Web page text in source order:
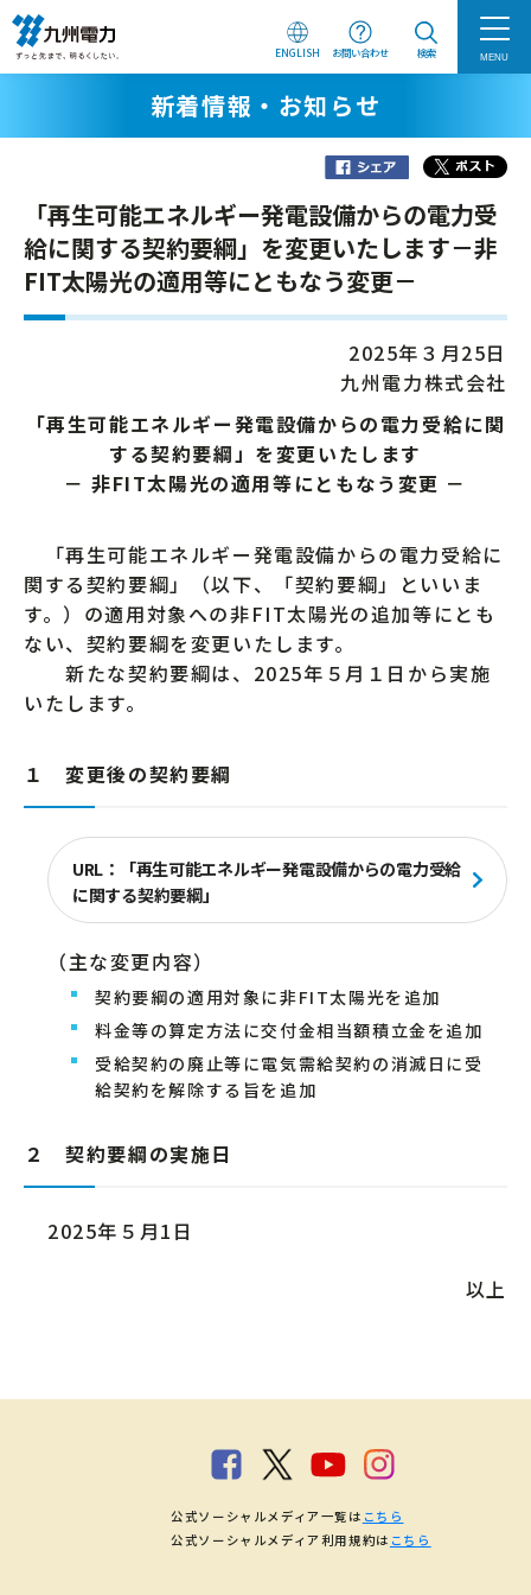
ENGLISH お問い合わせ 検索 MENU
新着情報・お知らせ
「再生可能エネルギー発電設備からの電力受
給に関する契約要綱」を変更いたします－非
FIT太陽光の適用等にともなう変更－
2025年３月25日
九州電力株式会社
「再生可能エネルギー発電設備からの電力受給に関
する契約要綱」を変更いたします
－ 非FIT太陽光の適用等にともなう変更 －
「再生可能エネルギー発電設備からの電力受給に
関する契約要綱」（以下、「契約要綱」といいま
す。）の適用対象への非FIT太陽光の追加等にとも
ない、契約要綱を変更いたします。
新たな契約要綱は、2025年５月１日から実施
いたします。
１ 変更後の契約要綱
URL：「再生可能エネルギー発電設備からの電力受給
に関する契約要綱」
（主な変更内容）
契約要綱の適用対象に非FIT太陽光を追加
料金等の算定方法に交付金相当額積立金を追加
受給契約の廃止等に電気需給契約の消滅日に受
給契約を解除する旨を追加
２ 契約要綱の実施日
2025年５月1日
以上
公式ソーシャルメディア一覧は こちら
公式ソーシャルメディア利用規約は こちら